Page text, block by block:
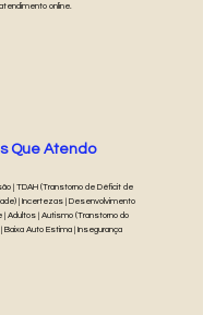
online.
Que Atendo
| TDAH (Transtorno de Déficit de
| Incertezas | Desenvolvimento
Adultos | Autismo (Transtorno do
Baixa Auto Estima | Insegurança